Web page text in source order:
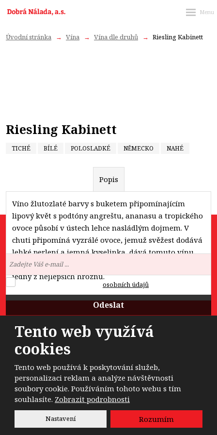
Úvodní stránka Vína Vína dle druhů Riesling Kabinett
Riesling Kabinett
TICHÉ BÍLÉ POLOSLADKÉ NĚMECKO NAHÉ
Popis
Víno žlutozlaté barvy s buketem připomínajícím
lipový květ s podtóny angreštu, ananasu a tropického
ovoce působí v ústech lehce nasládlým dojmem. V
chuti připomíná vyzrálé ovoce, jemuž svěžest dodává
lehké perlení a jemná kyselinka dává tomuto vínu
život. V tomto vínu je cítit, že vinař do vína vybral
jedny z nejlepších hroznů.
Novinky na e-mail:
osobních údajů
Odeslat
se
nepodařilo
odeslat.
VytvořilaeBRÁNA
Tento web využívá
cookies
Tento web používá k poskytování služeb,
personalizaci reklam a analýze návštěvnosti
soubory cookie. Používáním tohoto webu s tím
souhlasíte. Zobrazit podrobnosti
Nastavení Rozumím